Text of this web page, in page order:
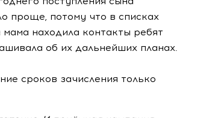
проще, потому что в списках
находила контакты ребят
об их дальнейших планах.
сроков зачисления только